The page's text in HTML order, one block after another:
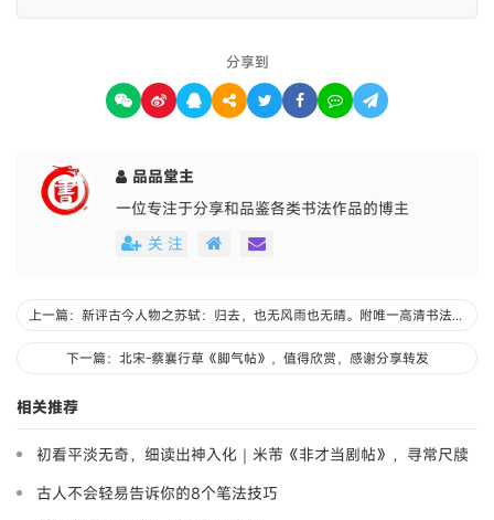
分享到
品品堂主
一位专注于分享和品鉴各类书法作品的博主
关 注
上一篇：新评古今人物之苏轼：归去，也无风雨也无晴。附唯一高清书法全集
下一篇：北宋-蔡襄行草《脚气帖》，值得欣赏，感谢分享转发
相关推荐
初看平淡无奇，细读出神入化｜米芾《非才当剧帖》，寻常尺牍
藏大道
古人不会轻易告诉你的8个笔法技巧